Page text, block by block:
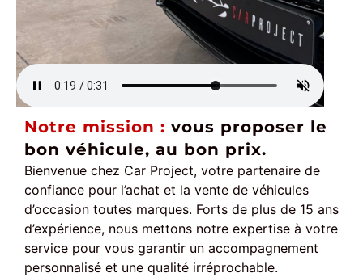
Notre mission : vous proposer le
bon véhicule, au bon prix.
Bienvenue chez Car Project, votre partenaire de
confiance pour l’achat et la vente de véhicules
d’occasion toutes marques. Forts de plus de 15 ans
d’expérience, nous mettons notre expertise à votre
service pour vous garantir un accompagnement
personnalisé et une qualité irréprochable.